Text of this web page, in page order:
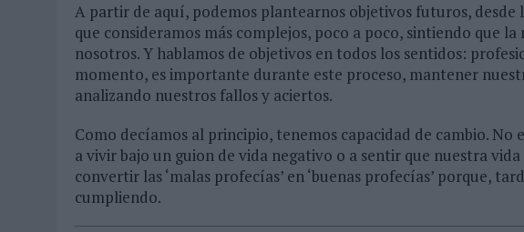
A partir de aquí, podemos plantearnos objetivos futuros, desde
que consideramos más complejos, poco a poco, sintiendo que
nosotros. Y hablamos de objetivos en todos los sentidos:
momento, es importante durante este proceso, mantener
analizando nuestros fallos y aciertos.
Como decíamos al principio, tenemos capacidad de cambio. No
a vivir bajo un guion de vida negativo o a sentir que nuestra
convertir las ‘malas profecías’ en ‘buenas profecías’ porque,
cumpliendo.